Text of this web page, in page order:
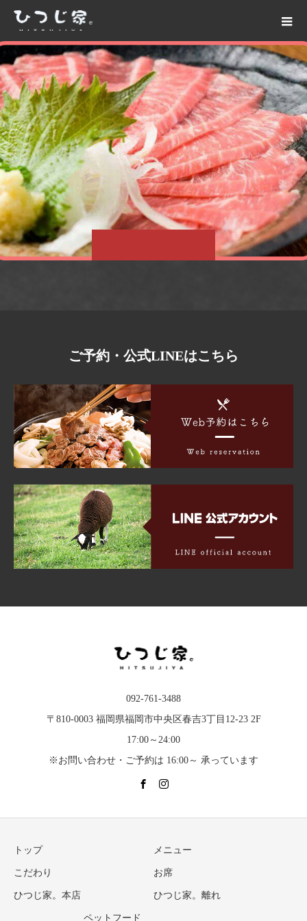
ご予約・公式LINEはこちら
092-761-3488
〒810-0003 福岡県福岡市中央区春吉3丁目12-23 2F
17:00～24:00
※お問い合わせ・ご予約は 16:00～ 承っています
トップ メニュー
こだわり お席
ひつじ家。本店 ひつじ家。離れ
ペットフード